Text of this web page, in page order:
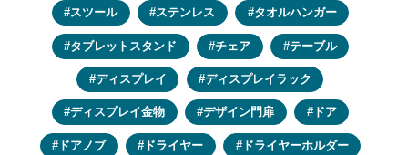
スツール ステンレス タオルハンガー
タブレットスタンド チェア テーブル
ディスプレイ ディスプレイラック
ディスプレイ金物 デザイン門扉 ドア
ドアノブ ドライヤー ドライヤーホルダー